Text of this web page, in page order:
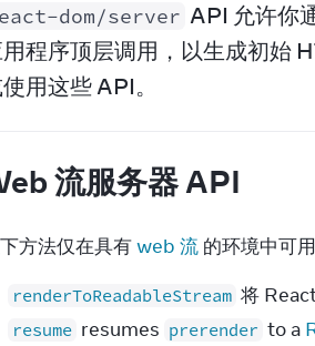
dom/server API 允许你
程序顶层调用，以生成初始
用这些 API。
流服务器 API
方法仅在具有 web 流 的环境中可
renderToReadableStream 将
resume resumes prerender to a